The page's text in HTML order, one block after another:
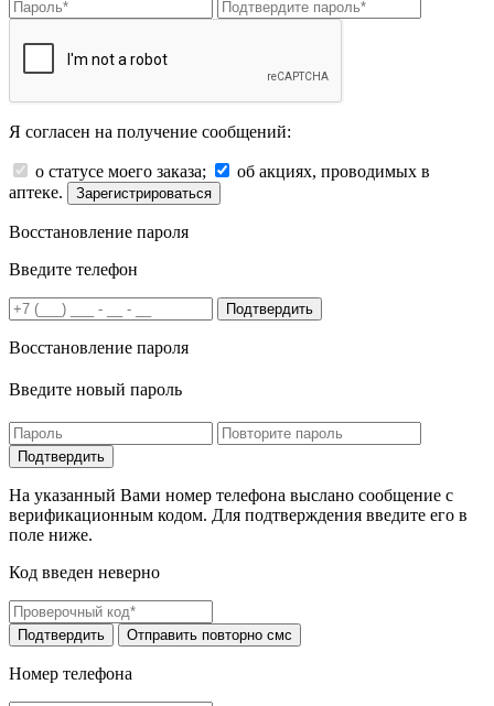
Я согласен на получение сообщений:
о статусе моего заказа;
об акциях, проводимых в
аптеке.
Зарегистрироваться
Восстановление пароля
Введите телефон
Подтвердить
Восстановление пароля
Введите новый пароль
На указанный Вами номер телефона выслано сообщение с
верификационным кодом. Для подтверждения введите его в
поле ниже.
Код введен неверно
Номер телефона